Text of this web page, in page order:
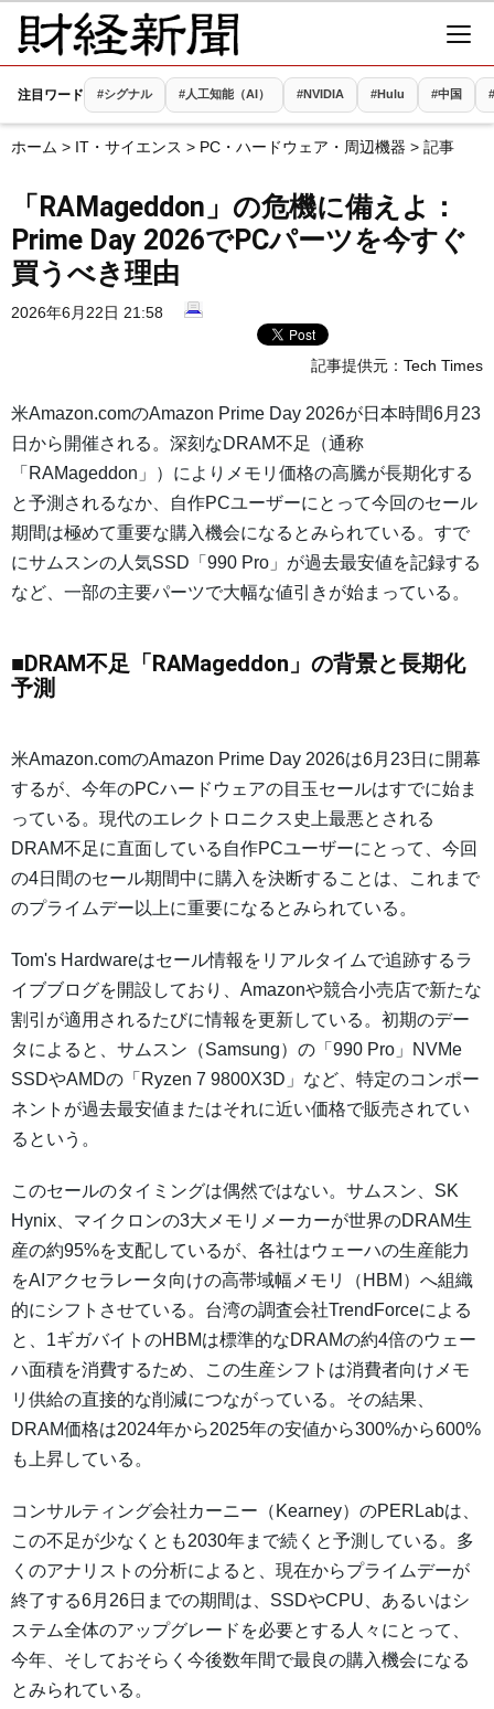
注目ワード #シグナル #人工知能（AI） #NVIDIA #Hulu #中国
ホーム > IT・サイエンス > PC・ハードウェア・周辺機器 > 記事
「RAMageddon」の危機に備えよ：
Prime Day 2026でPCパーツを今すぐ
買うべき理由
2026年6月22日 21:58
記事提供元： Tech Times
米Amazon.comのAmazon Prime Day 2026が日本時間6月23
日から開催される。深刻なDRAM不足（通称
「RAMageddon」）によりメモリ価格の高騰が長期化する
と予測されるなか、自作PCユーザーにとって今回のセール
期間は極めて重要な購入機会になるとみられている。すで
にサムスンの人気SSD「990 Pro」が過去最安値を記録する
など、一部の主要パーツで大幅な値引きが始まっている。
■DRAM不足「RAMageddon」の背景と長期化
予測
米Amazon.comのAmazon Prime Day 2026は6月23日に開幕
するが、今年のPCハードウェアの目玉セールはすでに始ま
っている。現代のエレクトロニクス史上最悪とされる
DRAM不足に直面している自作PCユーザーにとって、今回
の4日間のセール期間中に購入を決断することは、これまで
のプライムデー以上に重要になるとみられている。
Tom's Hardwareはセール情報をリアルタイムで追跡するラ
イブブログを開設しており、Amazonや競合小売店で新たな
割引が適用されるたびに情報を更新している。初期のデー
タによると、サムスン（Samsung）の「990 Pro」NVMe
SSDやAMDの「Ryzen 7 9800X3D」など、特定のコンポー
ネントが過去最安値またはそれに近い価格で販売されてい
るという。
このセールのタイミングは偶然ではない。サムスン、SK
Hynix、マイクロンの3大メモリメーカーが世界のDRAM生
産の約95%を支配しているが、各社はウェーハの生産能力
をAIアクセラレータ向けの高帯域幅メモリ（HBM）へ組織
的にシフトさせている。台湾の調査会社TrendForceによる
と、1ギガバイトのHBMは標準的なDRAMの約4倍のウェー
ハ面積を消費するため、この生産シフトは消費者向けメモ
リ供給の直接的な削減につながっている。その結果、
DRAM価格は2024年から2025年の安値から300%から600%
も上昇している。
コンサルティング会社カーニー（Kearney）のPERLabは、
この不足が少なくとも2030年まで続くと予測している。多
くのアナリストの分析によると、現在からプライムデーが
終了する6月26日までの期間は、SSDやCPU、あるいはシ
ステム全体のアップグレードを必要とする人々にとって、
今年、そしておそらく今後数年間で最良の購入機会になる
とみられている。